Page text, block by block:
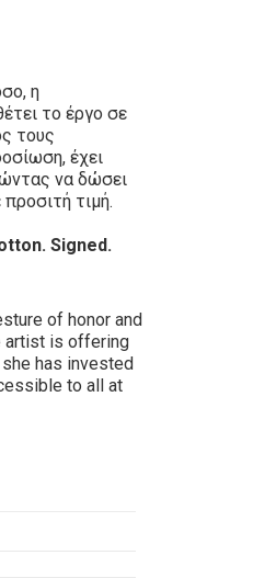
η
το έργο σε
τους
έχει
να δώσει
τιμή.
Signed.
of honor and
artist is offering
has invested
to all at